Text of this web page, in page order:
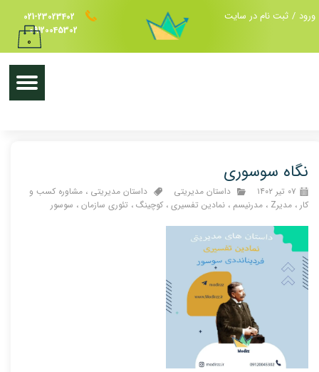
021-23023402
09120045302
ورود / ثبت نام در سایت
۰
نگاه سوسوری
۰۷ تیر ۱۴۰۲ داستان مدیریتی داستان مدیریتی ، مشاوره کسب و
کار ، مدیرZ ، مدرنیسم ، نمادین تفسیری ، کوچینگ ، تئوری سازمان ، سوسور